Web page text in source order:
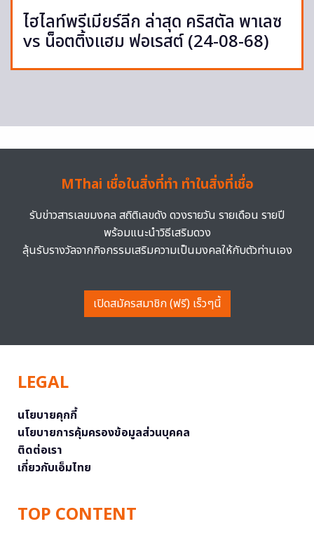
ไฮไลท์พรีเมียร์ลีก ล่าสุด คริสตัล พาเลซ
vs น็อตติ้งแฮม ฟอเรสต์ (24-08-68)
MThai เชื่อในสิ่งที่ทำ ทำในสิ่งที่เชื่อ
รับข่าวสารเลขมงคล สถิติเลขดัง ดวงรายวัน รายเดือน รายปี
พร้อมแนะนำวิธีเสริมดวง
ลุ้นรับรางวัลจากกิจกรรมเสริมความเป็นมงคลให้กับตัวท่านเอง
เปิดสมัครสมาชิก (ฟรี) เร็วๆนี้
LEGAL
นโยบายคุกกี้
นโยบายการคุ้มครองข้อมูลส่วนบุคคล
ติดต่อเรา
เกี่ยวกับเอ็มไทย
TOP CONTENT